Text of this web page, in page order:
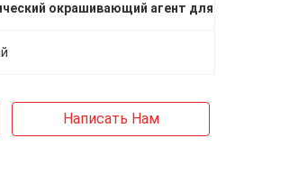
окрашивающий агент для полиэстера
Написать Нам